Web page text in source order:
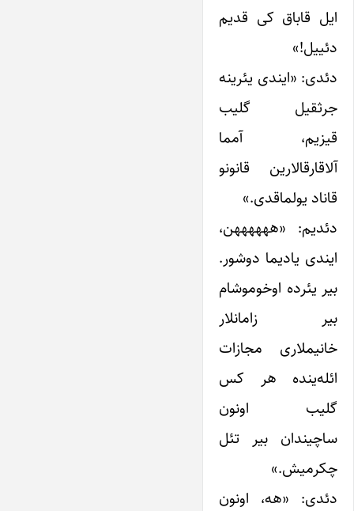
ایل قاباق کی قدیم
دئییل!»
دئدی: «ایندی یئرینه
جرثقیل گلیب
قیزیم، آمما
آلاقارقالارین قانونو
قاناد یولماقدی.»
دئدیم: «ههههههن،
ایندی یادیما دوشور.
بیر یئرده اوخوموشام
بیر زامانلار
خانیملاری مجازات
ائله‌ینده هر کس
گلیب اونون
ساچیندان بیر تئل
چکرمیش.»
دئدی: «هه، اونون